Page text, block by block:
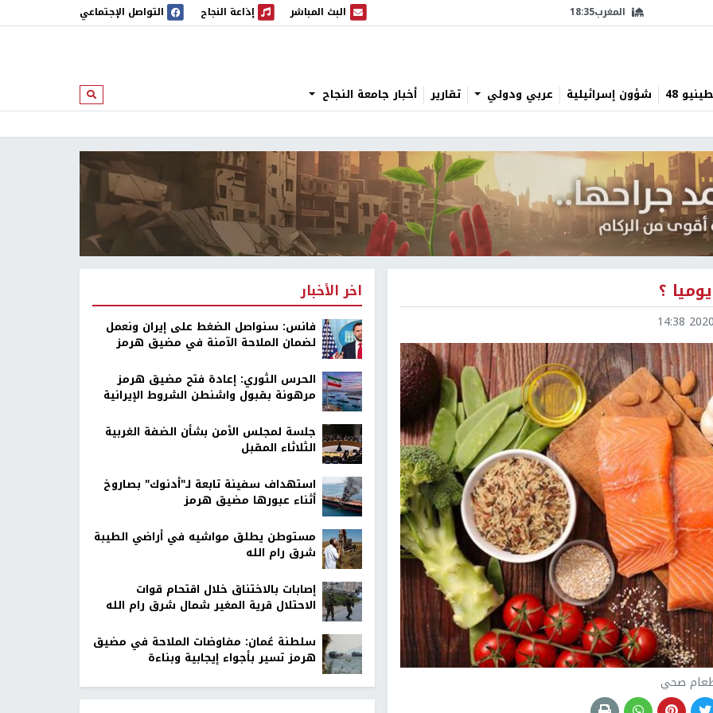
المغرب18:35 البث المباشر
البث المباشر إذاعة النجاح
إذاعة النجاح التواصل الإجتماعي
48 شؤون إسرائيلية عربي ودولي تقارير أخبار جامعة النجاح ابحث
؟
2020-
صحي
اخر الأخبار
فانس: سنواصل الضغط على إيران ونعمل
لضمان الملاحة الآمنة في مضيق هرمز
الحرس الثوري: إعادة فتح مضيق هرمز
مرهونة بقبول واشنطن الشروط الإيرانية
جلسة لمجلس الأمن بشأن الضفة الغربية
الثلاثاء المقبل
استهداف سفينة تابعة لـ"أدنوك" بصاروخ
أثناء عبورها مضيق هرمز
مستوطن يطلق مواشيه في أراضي الطيبة
شرق رام الله
إصابات بالاختناق خلال اقتحام قوات
الاحتلال قرية المغير شمال شرق رام الله
سلطنة عُمان: مفاوضات الملاحة في مضيق
هرمز تسير بأجواء إيجابية وبناءة